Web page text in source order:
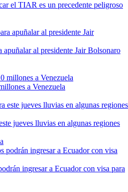
el TIAR es un precedente peligroso
al presidente Jair Bolsonaro
a Venezuela
jueves lluvias en algunas regiones
ingresar a Ecuador con visa para